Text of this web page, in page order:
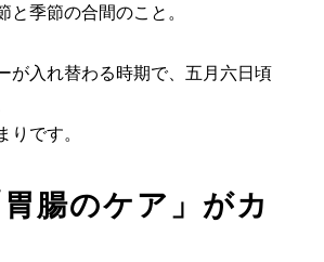
と季節の合間のこと。
が入れ替わる時期で、五月六日頃
りです。
腸のケア」がカ